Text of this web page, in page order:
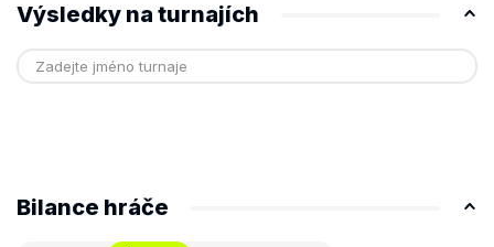
Výsledky na turnajích
Bilance hráče